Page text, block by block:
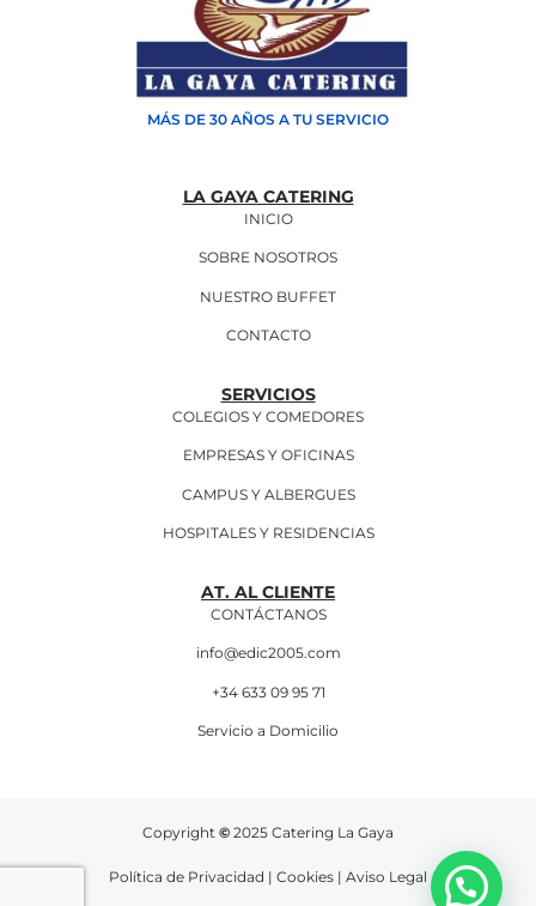
MÁS DE 30 AÑOS A TU SERVICIO
LA GAYA CATERING
INICIO
SOBRE NOSOTROS
NUESTRO BUFFET
CONTACTO
SERVICIOS
COLEGIOS Y COMEDORES
EMPRESAS Y OFICINAS
CAMPUS Y ALBERGUES
HOSPITALES Y RESIDENCIAS
AT. AL CLIENTE
CONTÁCTANOS
info@edic2005.com
+34 633 09 95 71
Servicio a Domicilio
Copyright © 2025 Catering La Gaya
Política de Privacidad | Cookies | Aviso Legal